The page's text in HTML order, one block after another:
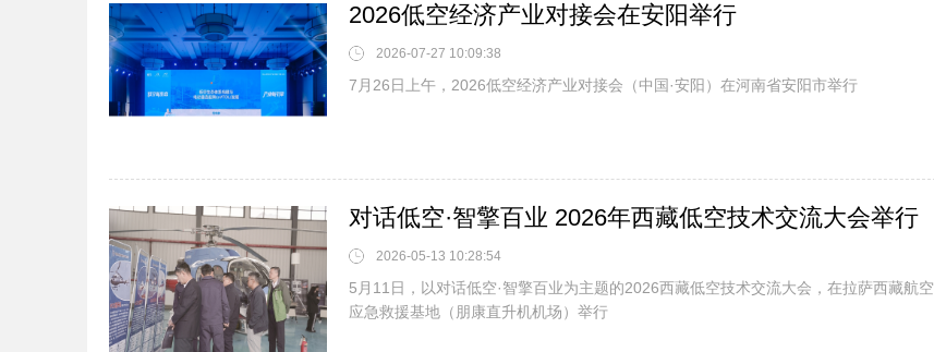
2026低空经济产业对接会在安阳举行
2026-07-27 10:09:38
7月26日上午，2026低空经济产业对接会（中国·安阳）在河南省安阳市举行
对话低空·智擎百业 2026年西藏低空技术交流大会举行
2026-05-13 10:28:54
5月11日，以对话低空·智擎百业为主题的2026西藏低空技术交流大会，在拉萨西藏航空
应急救援基地（朋康直升机机场）举行